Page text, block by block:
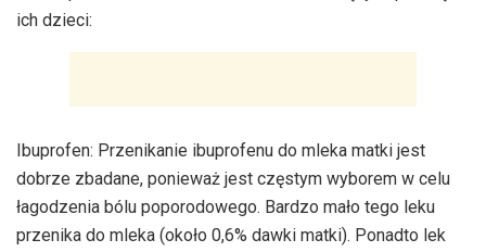
ich dzieci:
Ibuprofen: Przenikanie ibuprofenu do mleka matki jest
dobrze zbadane, ponieważ jest częstym wyborem w celu
łagodzenia bólu poporodowego. Bardzo mało tego leku
przenika do mleka (około 0,6% dawki matki). Ponadto lek